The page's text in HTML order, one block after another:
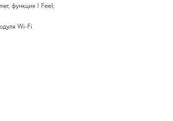
функция I Feel;
Wi-Fi